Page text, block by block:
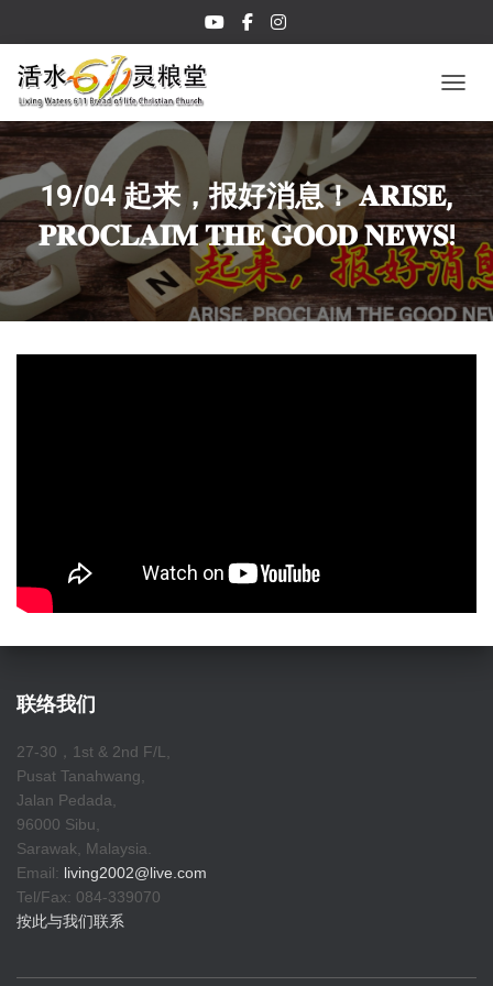
19/04 起来，报好消息！ 𝐀𝐑𝐈𝐒𝐄,
𝐏𝐑𝐎𝐂𝐋𝐀𝐈𝐌 𝐓𝐇𝐄 𝐆𝐎𝐎𝐃 𝐍𝐄𝐖𝐒!
联络我们
27-30，1st & 2nd F/L,
Pusat Tanahwang,
Jalan Pedada,
96000 Sibu,
Sarawak, Malaysia.
Email: living2002@live.com
Tel/Fax: 084-339070
按此与我们联系